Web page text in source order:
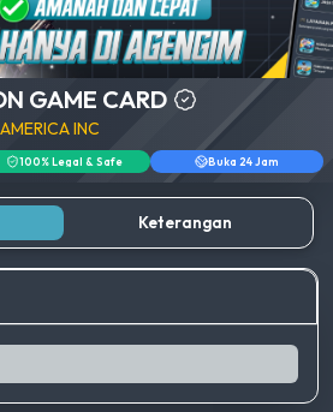
GAME CARD
INC
100% Legal & Safe Buka 24 Jam
Keterangan